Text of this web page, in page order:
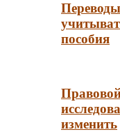
пособия
изменить